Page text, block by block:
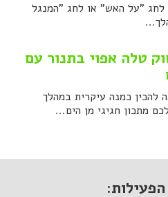
לחג "על האש" או לחג "המנגל
טלה אפוי בתנור עם
כמנה עיקרית במהלך
מתכון חגיגי מן הים...